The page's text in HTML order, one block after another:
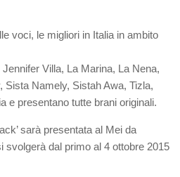
voci, le migliori in Italia in ambito
Villa, La Marina, La Nena,
Sista Namely, Sistah Awa, Tizla,
e presentano tutte brani originali.
sarà presentata al Mei da
svolgerà dal primo al 4 ottobre 2015